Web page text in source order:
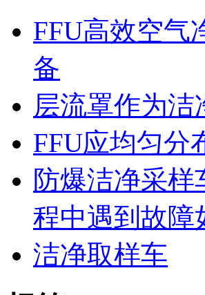
FFU高效空气
备
层流罩作为
FFU应均匀分
防爆洁净采
程中遇到故障
洁净取样车